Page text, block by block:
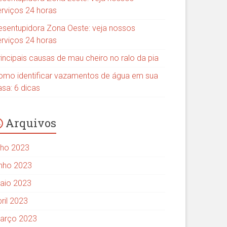
24 horas
Zona Oeste: veja nossos
24 horas
causas de mau cheiro no ralo da pia
identificar vazamentos de água em sua
6 dicas
Arquivos
2023
2023
2023
2023
2023